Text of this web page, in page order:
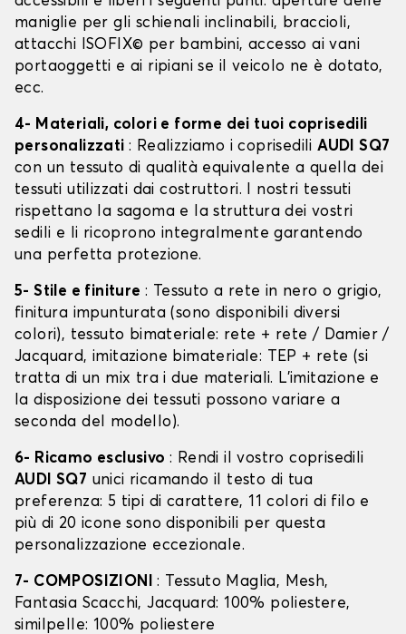
maniglie per gli schienali inclinabili, braccioli,
attacchi ISOFIX© per bambini, accesso ai vani
portaoggetti e ai ripiani se il veicolo ne è dotato,
ecc.
4- Materiali, colori e forme dei tuoi coprisedili
personalizzati: Realizziamo i coprisediliAUDI SQ7
con un tessuto di qualità equivalente a quella dei
tessuti utilizzati dai costruttori. I nostri tessuti
rispettano la sagoma e la struttura dei vostri
sedili e li ricoprono integralmente garantendo
una perfetta protezione.
5- Stile e finiture : Tessuto a rete in nero o grigio,
finitura impunturata (sono disponibili diversi
colori), tessuto bimateriale: rete + rete / Damier /
Jacquard, imitazione bimateriale: TEP + rete (si
tratta di un mix tra i due materiali. L'imitazione e
la disposizione dei tessuti possono variare a
seconda del modello).
6- Ricamo esclusivo : Rendi il vostro coprisedili
AUDI SQ7 unici ricamando il testo di tua
preferenza: 5 tipi di carattere, 11 colori di filo e
più di 20 icone sono disponibili per questa
personalizzazione eccezionale.
7- COMPOSIZIONI: Tessuto Maglia, Mesh,
Fantasia Scacchi, Jacquard: 100% poliestere,
similpelle: 100% poliestere